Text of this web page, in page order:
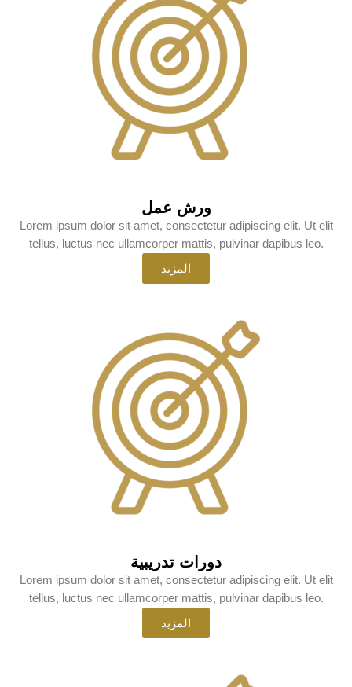
ورش عمل
Lorem ipsum dolor sit amet, consectetur adipiscing elit. Ut elit
tellus, luctus nec ullamcorper mattis, pulvinar dapibus leo.
المزيد
دورات تدريبية
Lorem ipsum dolor sit amet, consectetur adipiscing elit. Ut elit
tellus, luctus nec ullamcorper mattis, pulvinar dapibus leo.
المزيد